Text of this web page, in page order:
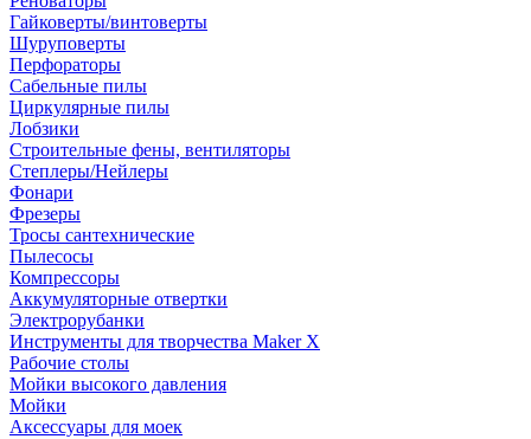
Гайковерты/винтоверты
Шуруповерты
Перфораторы
Сабельные пилы
Циркулярные пилы
Лобзики
Строительные фены, вентиляторы
Степлеры/Нейлеры
Фонари
Фрезеры
Тросы сантехнические
Пылесосы
Компрессоры
Аккумуляторные отвертки
Электрорубанки
Инструменты для творчества Maker X
Рабочие столы
Мойки высокого давления
Мойки
Аксессуары для моек